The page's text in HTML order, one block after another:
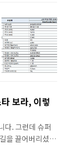
보라, 이렇
다. 그런데 슈퍼
을 끌어버리셨어